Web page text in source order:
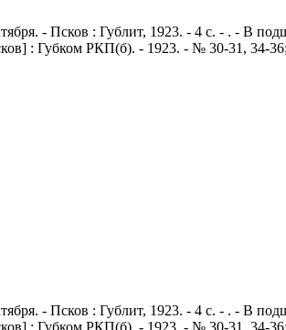
- Псков : Гублит, 1923. - 4 с. - . - В
: Губком РКП(б). - 1923. - № 30-31,
- Псков : Гублит, 1923. - 4 с. - . - В
: Губком РКП(б). - 1923. - № 30-31,